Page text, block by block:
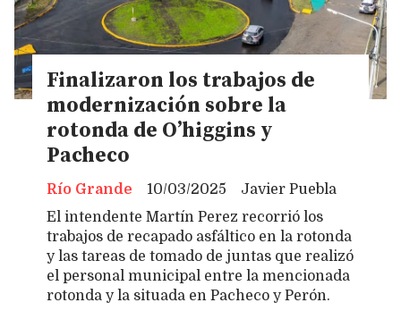
Finalizaron los trabajos de
modernización sobre la
rotonda de O’higgins y
Pacheco
Javier Puebla
Río Grande
10/03/2025
El intendente Martín Perez recorrió los
trabajos de recapado asfáltico en la rotonda
y las tareas de tomado de juntas que realizó
el personal municipal entre la mencionada
rotonda y la situada en Pacheco y Perón.